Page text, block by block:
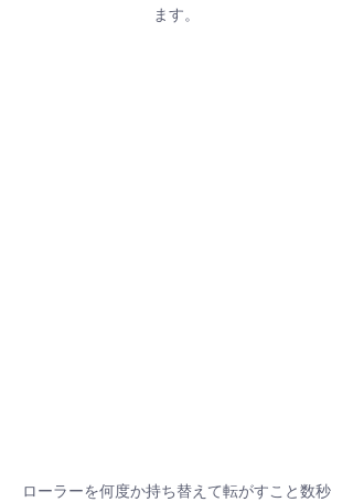
ます。
ローラーを何度か持ち替えて転がすこと数秒